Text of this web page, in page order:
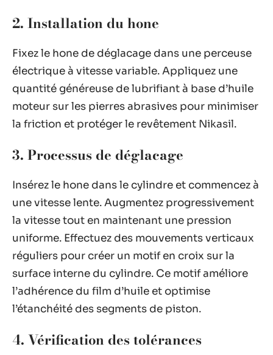
2. Installation du hone
Fixez le hone de déglacage dans une perceuse
électrique à vitesse variable. Appliquez une
quantité généreuse de lubrifiant à base d’huile
moteur sur les pierres abrasives pour minimiser
la friction et protéger le revêtement Nikasil.
3. Processus de déglacage
Insérez le hone dans le cylindre et commencez à
une vitesse lente. Augmentez progressivement
la vitesse tout en maintenant une pression
uniforme. Effectuez des mouvements verticaux
réguliers pour créer un motif en croix sur la
surface interne du cylindre. Ce motif améliore
l’adhérence du film d’huile et optimise
l’étanchéité des segments de piston.
4. Vérification des tolérances